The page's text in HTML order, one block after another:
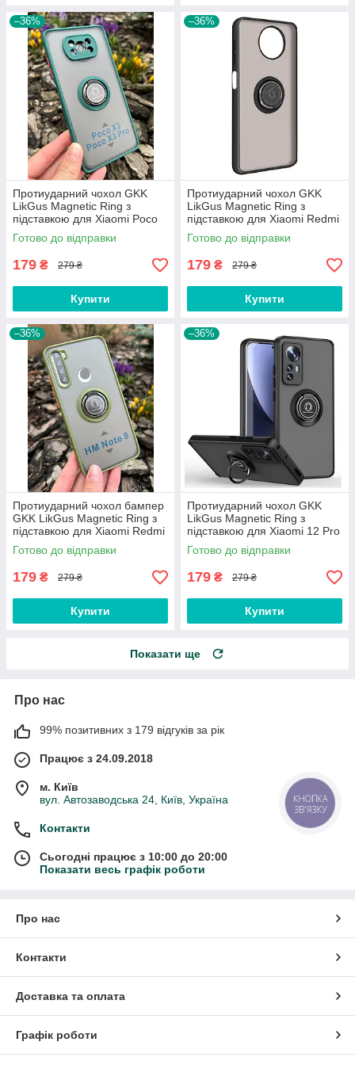
–36%
Протиударний чохол GKK
LikGus Magnetic Ring з
підставкою для Xiaomi Poco
X3 / X3 Pro Green
Готово до відправки
179 ₴ 279 ₴
Купити
–36%
Протиударний чохол GKK
LikGus Magnetic Ring з
підставкою для Xiaomi Redmi
Note 9 5G / 9T Black
Готово до відправки
179 ₴ 279 ₴
Купити
–36%
Протиударний чохол бампер
GKK LikGus Magnetic Ring з
підставкою для Xiaomi Redmi
Note 8 Olive
Готово до відправки
179 ₴ 279 ₴
Купити
–36%
Протиударний чохол GKK
LikGus Magnetic Ring з
підставкою для Xiaomi 12 Pro
Black
Готово до відправки
179 ₴ 279 ₴
Купити
Показати ще
Про нас
99% позитивних з 179 відгуків за рік
Працює з 24.09.2018
м. Київ
вул. Автозаводська 24, Київ, Україна
Контакти
Сьогодні працює з 10:00 до 20:00
Показати весь графік роботи
Про нас
Контакти
Доставка та оплата
Графік роботи
КНОПКА
ЗВ'ЯЗКУ